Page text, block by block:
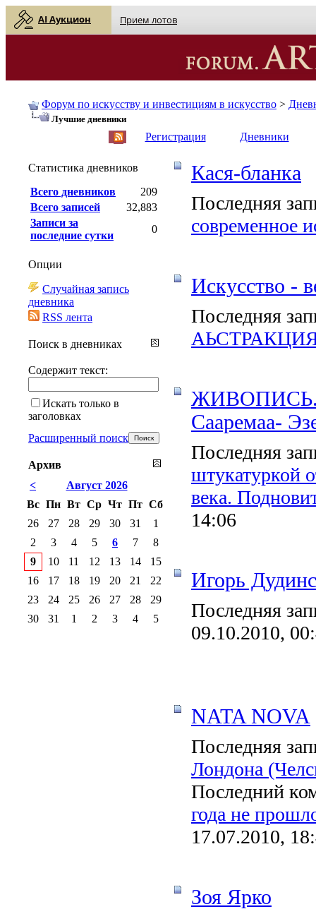
AI Аукцион Прием лотов
Форум по искусству и инвестициям в искусство >
Лучшие дневники
Регистрация Дневники
Кася-бланка
Последняя
современное
Искусство -
Последняя
ЖИВОПИСЬ.
Сааремаа-
Последняя
штукатуркой
века.
14:06
Игорь
Последняя
09.10.2010,
NATA NOVA
Последняя
Лондона
Последний
года не
17.07.2010,
Зоя Ярко
Статистика дневников
Всего дневников
209
Всего записей
32,883
Записи за
последние сутки
0
Опции
Случайная запись
дневника
RSS лента
Поиск в дневниках
Содержит текст:
Искать только в
заголовках
Расширенный поиск
Архив
<
Август 2026
Вс Пн Вт Ср Чт Пт Сб
26
27 28 29 30 31
1
2
3 4 5 6 7
8
9
10 11 12 13 14
15
16
17 18 19 20 21
22
23
24 25 26 27 28
29
30
31 1 2 3 4 5